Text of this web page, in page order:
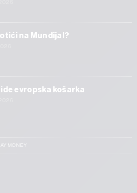
otići na Mundijal?
evropska košarka
MONEY